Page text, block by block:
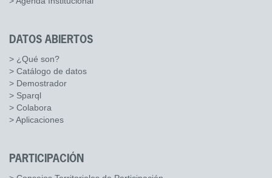
DATOS ABIERTOS
> ¿Qué son?
> Catálogo de datos
> Demostrador
> Sparql
> Colabora
> Aplicaciones
PARTICIPACIÓN